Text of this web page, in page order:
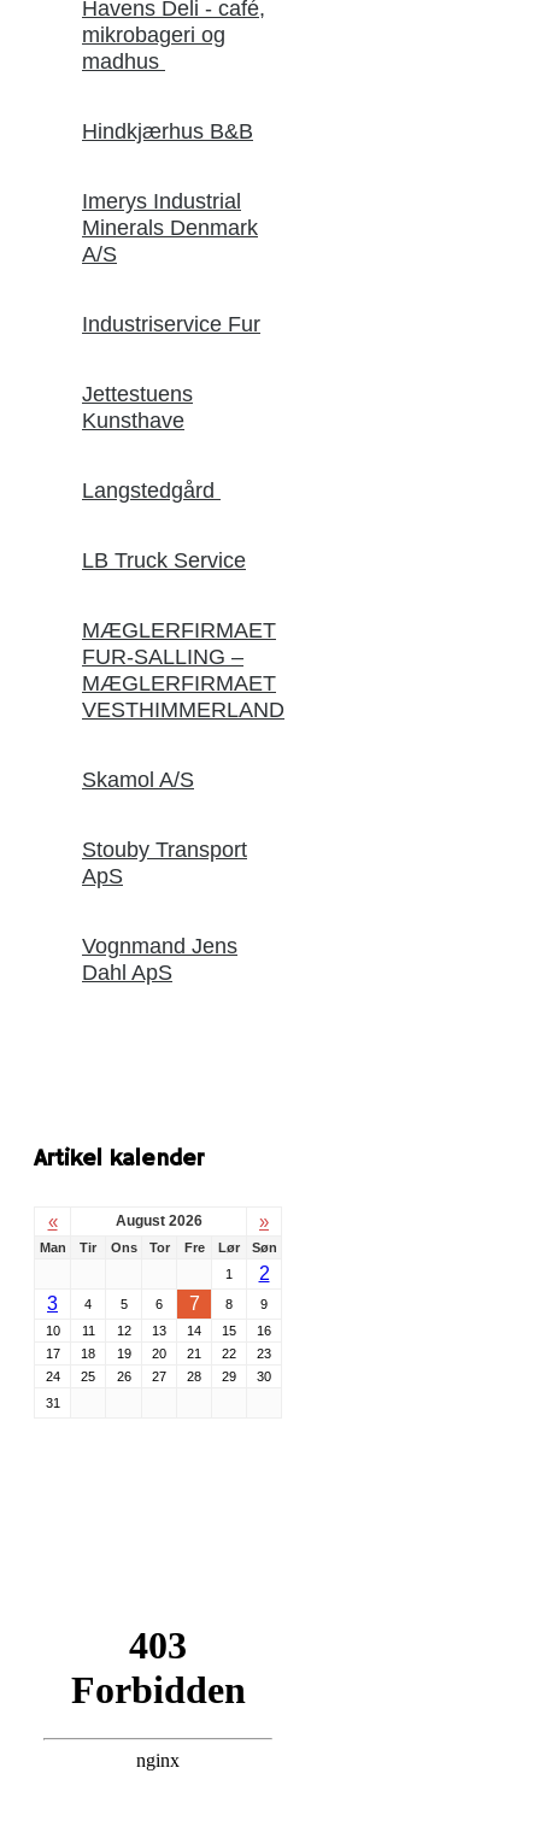
Havens Deli - café,
mikrobageri og
madhus
Hindkjærhus B&B
Imerys Industrial
Minerals Denmark
A/S
Industriservice Fur
Jettestuens
Kunsthave
Langstedgård
LB Truck Service
MÆGLERFIRMAET
FUR-SALLING –
MÆGLERFIRMAET
VESTHIMMERLAND
Skamol A/S
Stouby Transport
ApS
Vognmand Jens
Dahl ApS
Artikel kalender
« August 2026 »
Man Tir Ons Tor Fre Lør
Søn
1
2
3
4 5 6 7 8
9
10
11 12 13 14 15
16
17
18 19 20 21 22
23
24
25 26 27 28 29
30
31